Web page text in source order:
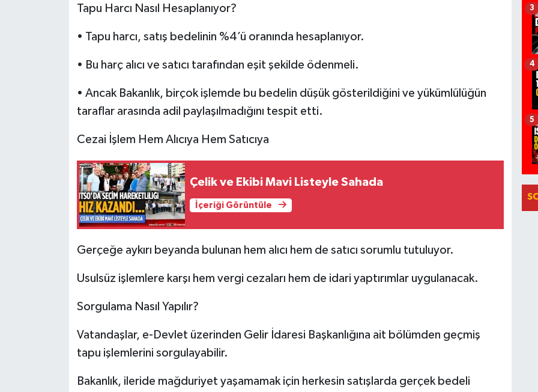
Tapu Harcı Nasıl Hesaplanıyor?
• Tapu harcı, satış bedelinin %4’ü oranında hesaplanıyor.
• Bu harç alıcı ve satıcı tarafından eşit şekilde ödenmeli.
• Ancak Bakanlık, birçok işlemde bu bedelin düşük gösterildiğini ve yükümlülüğün
taraflar arasında adil paylaşılmadığını tespit etti.
Cezai İşlem Hem Alıcıya Hem Satıcıya
Çelik ve Ekibi Mavi Listeyle Sahada
İçeriği Görüntüle
Gerçeğe aykırı beyanda bulunan hem alıcı hem de satıcı sorumlu tutuluyor.
Usulsüz işlemlere karşı hem vergi cezaları hem de idari yaptırımlar uygulanacak.
Sorgulama Nasıl Yapılır?
Vatandaşlar, e-Devlet üzerinden Gelir İdaresi Başkanlığına ait bölümden geçmiş
tapu işlemlerini sorgulayabilir.
Bakanlık, ileride mağduriyet yaşamamak için herkesin satışlarda gerçek bedeli
3
4
5